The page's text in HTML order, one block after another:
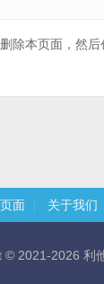
删除本页面，然
面 关于我们
© 2021-2026 利